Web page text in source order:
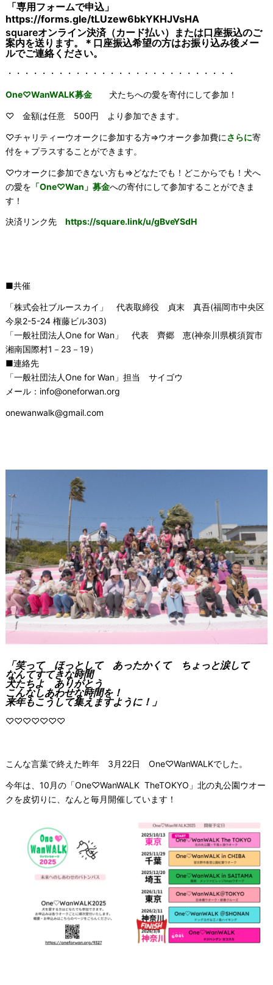
「専用フォームで申込」
https://forms.gle/tLUzew6bkYKHJVsHA
squareオンライン決済（カード払い）または口座振込のご
案内を送ります。
＊口座振込希望の方はお振り込み後メー
ルでご連絡ください。
・・・・・・・・・・・・・・・・・・・・・・・・・・・
One♡WanWALK募金犬たちへの愛を寄付にして参加！
♡ 金額は任意 500円 より参加できます。
♡チャリティーウオークに参加する方⇒ウオーク参加費にさらに寄
付を＋プラスすることができます。
♡ウオークに参加できない方も⇒どなたでも！どこからでも！犬へ
の愛を 「One♡Wan」募金への寄付にして参加することができま
す！
決済リンク先 https://square.link/u/gBveYSdH
■共催
「株式会社ブルースカイ」 代表取締役 貞末 真吾(福岡市中央区
今泉2-5-24 権藤ビル303)
「一般社団法人One for Wan」 代表 齊郷 恵(神奈川県横須賀市
湘南国際村1－23－19）
■連絡先
「一般社団法人One for Wan」担当 サイゴウ
メール：info@oneforwan.org
onewanwalk@gmail.com
「笑って ほっとして あったかくて ちょっと涙して
なんてすてきな時間
犬たちよ ありがとう
こんなしあわせな時間を！
来年もこうして集えますように！」
♡♡♡♡♡♡♡
こんな言葉で終えた昨年 3月22日 One♡WanWALKでした。
今年は、10月の「One♡WanWALK TheTOKYO」北の丸公園ウオー
クを皮切りに、なんと毎月開催しています！